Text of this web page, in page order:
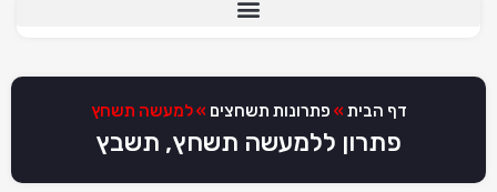
דף הבית » פתרונות תשחצים »למעשה תשחץ
פתרון ללמעשה תשחץ, תשבץ